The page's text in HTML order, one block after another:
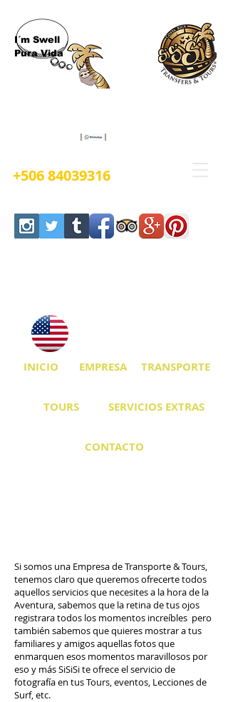
I´m Swell
Pura Vida
+506 84039316
Si somos una Empresa de Transporte & Tours,
tenemos claro que queremos ofrecerte todos
aquellos servicios que necesites a la hora de la
Aventura, sabemos que la retina de tus ojos
registrara todos los momentos increíbles pero
también sabemos que quieres mostrar a tus
familiares y amigos aquellas fotos que
enmarquen esos momentos maravillosos por
eso y más SiSiSi te ofrece el servicio de
fotografía en tus Tours, eventos, Lecciones de
Surf, etc.
INICIO EMPRESA TRANSPORTE
TOURS SERVICIOS EXTRAS
CONTACTO